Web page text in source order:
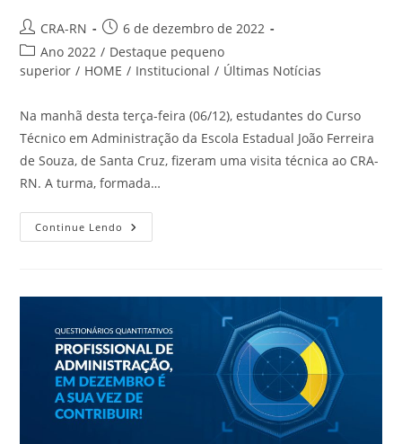
Autor
do
post:
CRA-RN
Post
publicado:
6 de dezembro de 2022
Categoria
do
Ano 2022 / Destaque pequeno
superior / HOME / Institucional / Últimas Notícias
Na manhã desta terça-feira (06/12), estudantes do Curso
Técnico em Administração da Escola Estadual João Ferreira
de Souza, de Santa Cruz, fizeram uma visita técnica ao CRA-
RN. A turma, formada…
Continue Lendo Estudantes
De
CRA-